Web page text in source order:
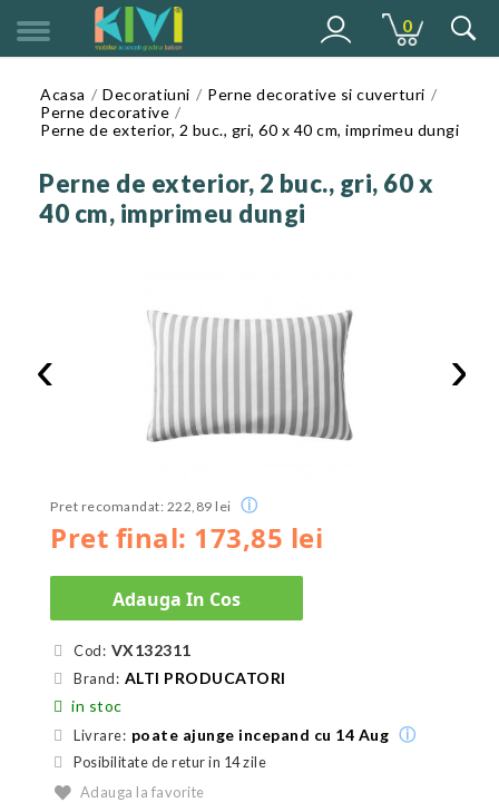
0
Acasa Decoratiuni
Perne decorative si cuverturi
Perne decorative
Perne de exterior, 2 buc., gri, 60 x 40 cm, imprimeu dungi
Perne de exterior, 2 buc., gri, 60 x
40 cm, imprimeu dungi
‹ ›
Pret final: 173,85 lei
Pret recomandat: 222,89 lei ⓘ
Adauga In Cos
Cod: VX132311
Brand: ALTI PRODUCATORI
in stoc
Livrare: poate ajunge incepand cu 14 Aug ⓘ
Posibilitate de retur in 14 zile
Adauga la favorite